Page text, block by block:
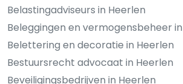
Belastingadviseurs in Heerlen
Beleggingen en vermogensbeheer
Belettering en decoratie in Heerlen
Bestuursrecht advocaat in Heerlen
Beveiligingsbedrijven in Heerlen